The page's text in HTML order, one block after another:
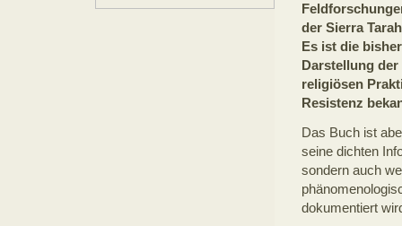
der Sierra
Es ist die
Darstellung
religiösen
Resistenz
Das Buch ist
seine dichten
sondern auch
dokumentiert